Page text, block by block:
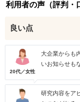
利用者の声（評判・
良い点
20代／女性
大企業からも
いお知らせも
研究内容をア